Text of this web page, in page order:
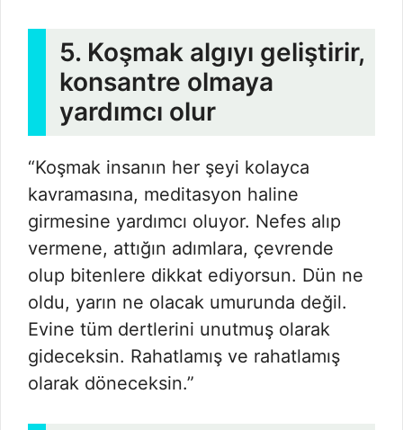
5. Koşmak algıyı geliştirir,
konsantre olmaya
yardımcı olur
“Koşmak insanın her şeyi kolayca
kavramasına, meditasyon haline
girmesine yardımcı oluyor. Nefes alıp
vermene, attığın adımlara, çevrende
olup bitenlere dikkat ediyorsun. Dün ne
oldu, yarın ne olacak umurunda değil.
Evine tüm dertlerini unutmuş olarak
gideceksin. Rahatlamış ve rahatlamış
olarak döneceksin.”